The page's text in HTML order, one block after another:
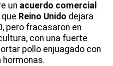
un acuerdo comercial
Reino Unido dejara
pero fracasaron en
con una fuerte
pollo enjuagado con